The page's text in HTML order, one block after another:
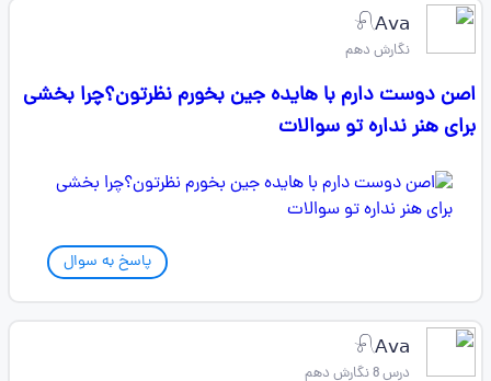
𓍯𝖠𝗏𝖺
نگارش دهم
اصن دوست دارم با هایده جین بخورم نظرتون؟چرا بخشی
برای هنر نداره تو سوالات
پاسخ به سوال
𓍯𝖠𝗏𝖺
درس 8 نگارش دهم